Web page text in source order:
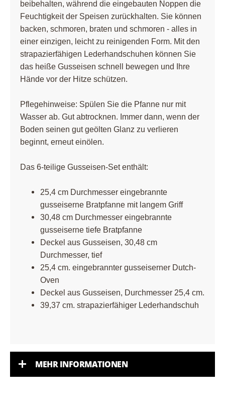
beibehalten, während die eingebauten Noppen die
Feuchtigkeit der Speisen zurückhalten. Sie können
backen, schmoren, braten und schmoren - alles in
einer einzigen, leicht zu reinigenden Form. Mit den
strapazierfähigen Lederhandschuhen können Sie
das heiße Gusseisen schnell bewegen und Ihre
Hände vor der Hitze schützen.
Pflegehinweise: Spülen Sie die Pfanne nur mit
Wasser ab. Gut abtrocknen. Immer dann, wenn der
Boden seinen gut geölten Glanz zu verlieren
beginnt, erneut einölen.
Das 6-teilige Gusseisen-Set enthält:
25,4 cm Durchmesser eingebrannte
gusseiserne Bratpfanne mit langem Griff
30,48 cm Durchmesser eingebrannte
gusseiserne tiefe Bratpfanne
Deckel aus Gusseisen, 30,48 cm
Durchmesser, tief
25,4 cm. eingebrannter gusseiserner Dutch-
Oven
Deckel aus Gusseisen, Durchmesser 25,4 cm.
39,37 cm. strapazierfähiger Lederhandschuh
MEHR INFORMATIONEN